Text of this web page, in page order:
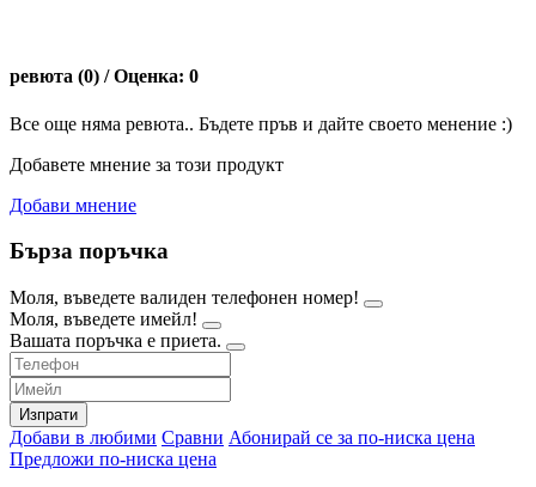
ревюта (0) / Оценка: 0
Все още няма ревюта.. Бъдете пръв и дайте своето менение :)
Добавете мнение за този продукт
Добави мнение
Бърза поръчка
Моля, въведете валиден телефонен номер!
Моля, въведете имейл!
Вашата поръчка е приета.
Изпрати
Добави в любими Сравни Абонирай се за по-ниска цена
Предложи по-ниска цена